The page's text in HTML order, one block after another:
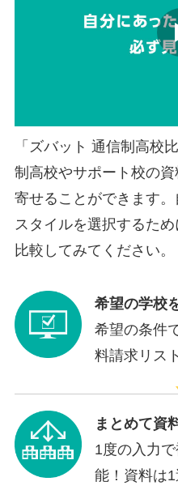
「ズバット 通信制高校
制高校やサポート校の
寄せることができます
スタイルを選択するた
比較してみてください。
希望の学校
希望の条件
料請求リス
まとめて資
1度の入力
能！資料は1